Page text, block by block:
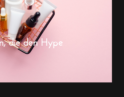
die den Hype